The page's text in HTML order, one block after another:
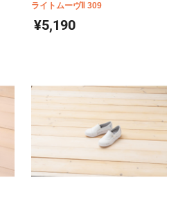
ライトムーヴⅡ 309
¥5,190